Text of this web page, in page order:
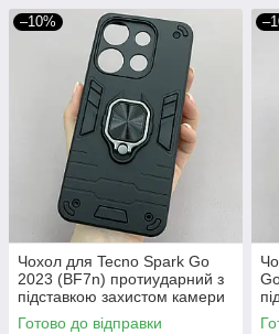
–10%
Чохол для Tecno Spark Go
2023 (BF7n) протиударний з
підставкою захистом камери
на техно спарк го чорна q4l
Готово до відправки